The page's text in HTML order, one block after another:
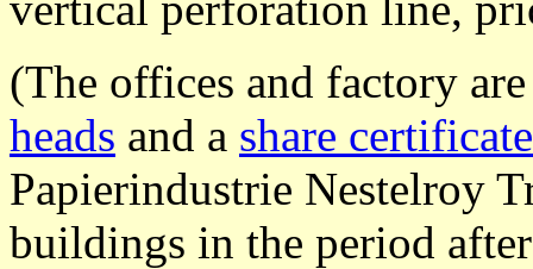
(The offices and factory
heads and a share certificate
Papierindustrie Nestelroy
buildings in the period